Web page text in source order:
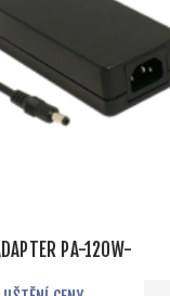
PA-120W-